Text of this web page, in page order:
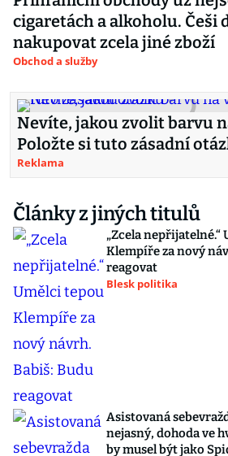
cigaretách a alkoholu. Češi
nakupovat zcela jiné zboží
Obchod a služby
Nevíte, jakou zvolit barvu
Položte si tuto zásadní
Reklama
Články z jiných titulů
„Zcela nepřijatelné.“
Klempíře za nový
reagovat
Blesk politika
Asistovaná
nejasný, dohoda ve
by musel být jako